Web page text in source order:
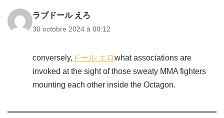
ラブドール えろ
30 octobre 2024 à 00:12
conversely, ドール エロwhat associations are
invoked at the sight of those sweaty MMA fighters
mounting each other inside the Octagon.